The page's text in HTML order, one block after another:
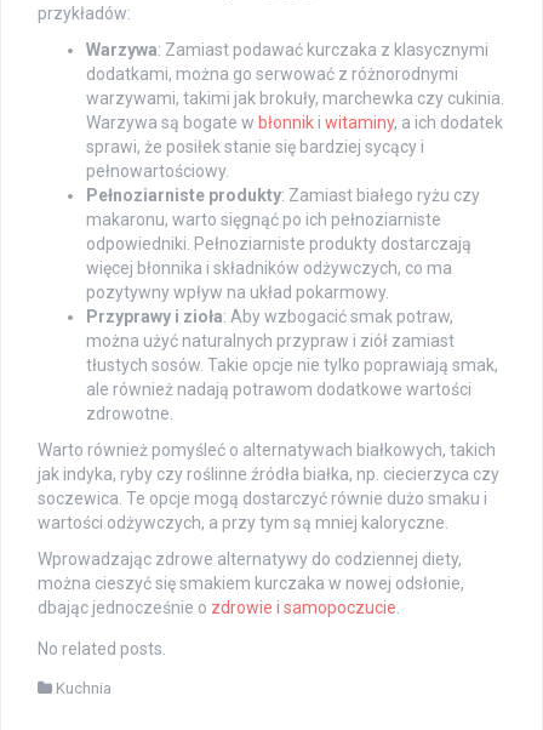
przykładów:
Warzywa: Zamiast podawać kurczaka z klasycznymi
dodatkami, można go serwować z różnorodnymi
warzywami, takimi jak brokuły, marchewka czy cukinia.
Warzywa są bogate w błonnik i witaminy, a ich dodatek
sprawi, że posiłek stanie się bardziej sycący i
pełnowartościowy.
Pełnoziarniste produkty: Zamiast białego ryżu czy
makaronu, warto sięgnąć po ich pełnoziarniste
odpowiedniki. Pełnoziarniste produkty dostarczają
więcej błonnika i składników odżywczych, co ma
pozytywny wpływ na układ pokarmowy.
Przyprawy i zioła: Aby wzbogacić smak potraw,
można użyć naturalnych przypraw i ziół zamiast
tłustych sosów. Takie opcje nie tylko poprawiają smak,
ale również nadają potrawom dodatkowe wartości
zdrowotne.
Warto również pomyśleć o alternatywach białkowych, takich
jak indyka, ryby czy roślinne źródła białka, np. ciecierzyca czy
soczewica. Te opcje mogą dostarczyć równie dużo smaku i
wartości odżywczych, a przy tym są mniej kaloryczne.
Wprowadzając zdrowe alternatywy do codziennej diety,
można cieszyć się smakiem kurczaka w nowej odsłonie,
dbając jednocześnie o zdrowie i samopoczucie
No related posts.
Kuchnia